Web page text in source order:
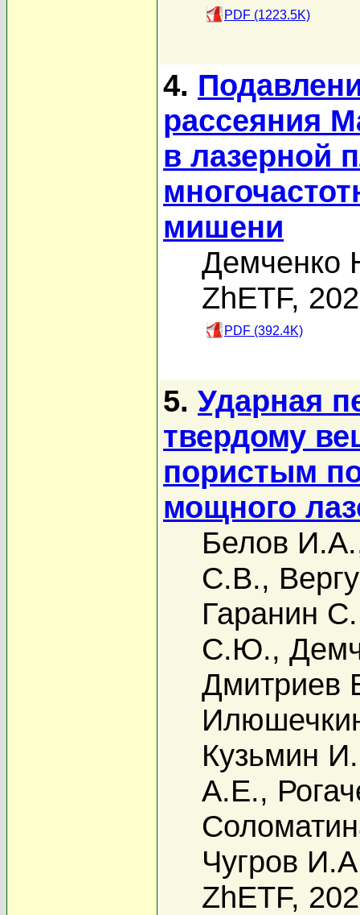
PDF (1223.5K)
4.
рассеяния
в лазерной
мишени
Демченко
ZhETF,
PDF (392.4K)
5. Ударная
твердому
пористым
мощного
Белов И.А.
С.В.,
Гаранин
С.Ю.,
Дмитриев
Кузьмин
А.Е.,
Чугров
ZhETF,